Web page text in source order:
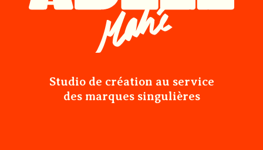
Studio de création au service
des marques singulières